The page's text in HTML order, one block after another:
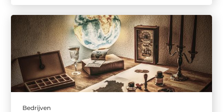
Bedrijven